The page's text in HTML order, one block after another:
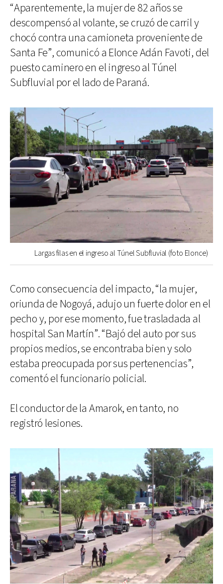
“Aparentemente, la mujer de 82 años se
descompensó al volante, se cruzó de carril y
chocó contra una camioneta proveniente de
Santa Fe”, comunicó a Elonce Adán Favoti, del
puesto caminero en el ingreso al Túnel
Subfluvial por el lado de Paraná.
Largas filas en el ingreso al Túnel Subfluvial (foto Elonce)
Como consecuencia del impacto, “la mujer,
oriunda de Nogoyá, adujo un fuerte dolor en el
pecho y, por ese momento, fue trasladada al
hospital San Martín”. “Bajó del auto por sus
propios medios, se encontraba bien y solo
estaba preocupada por sus pertenencias”,
comentó el funcionario policial.
El conductor de la Amarok, en tanto, no
registró lesiones.